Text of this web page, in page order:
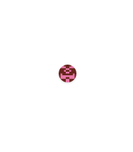
dominam o